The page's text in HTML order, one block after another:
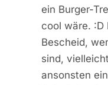
ein Burger-
cool wäre. :D
Bescheid,
sind,
ansonsten